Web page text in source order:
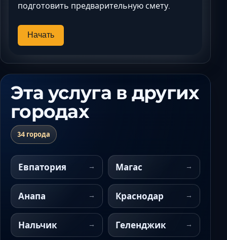
подготовить предварительную смету.
Начать
Эта услуга в других
городах
34 города
Евпатория Магас
Анапа Краснодар
Нальчик Геленджик